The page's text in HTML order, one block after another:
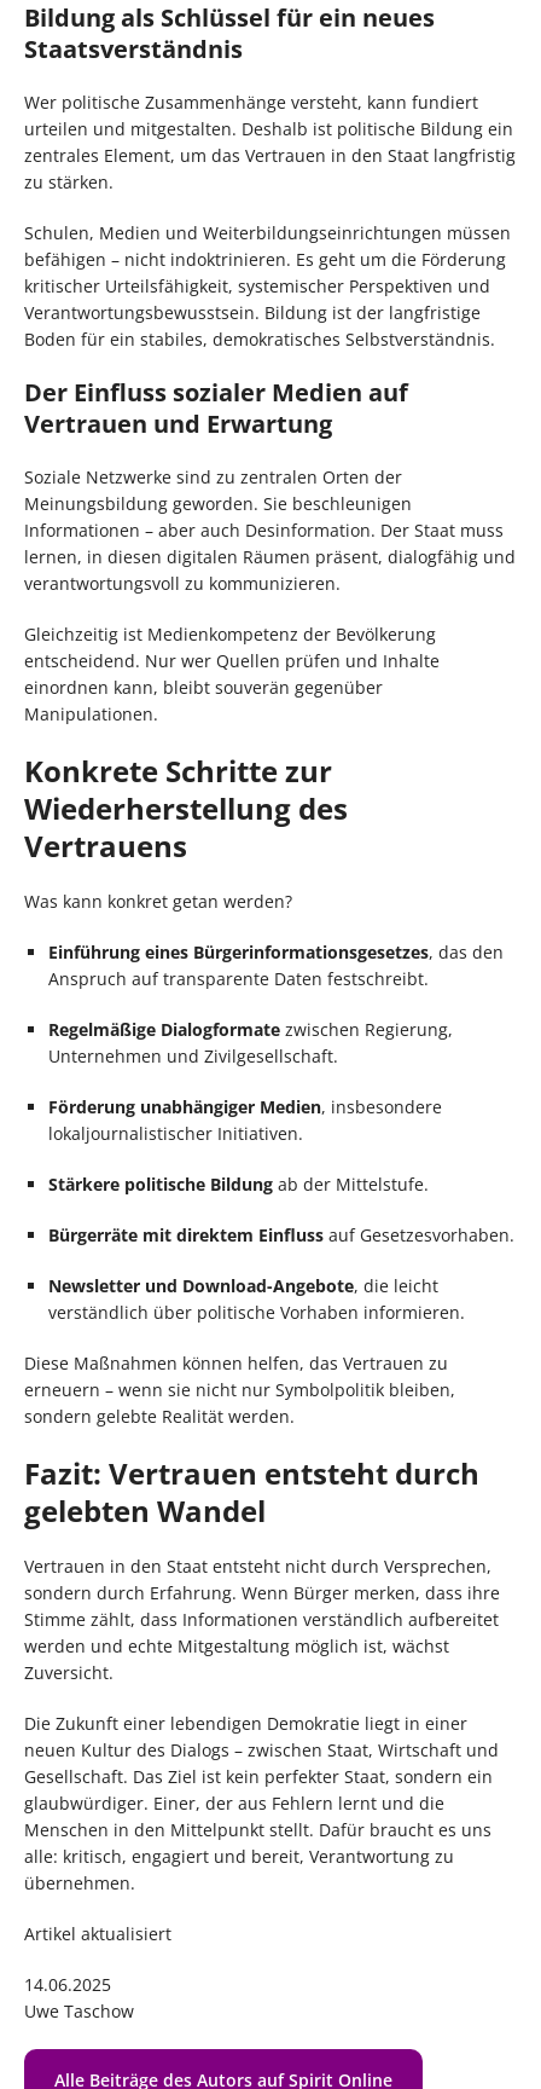
Bildung als Schlüssel für ein neues
Staatsverständnis
Wer politische Zusammenhänge versteht, kann fundiert
urteilen und mitgestalten. Deshalb ist politische Bildung ein
zentrales Element, um das Vertrauen in den Staat langfristig
zu stärken.
Schulen, Medien und Weiterbildungseinrichtungen müssen
befähigen – nicht indoktrinieren. Es geht um die Förderung
kritischer Urteilsfähigkeit, systemischer Perspektiven und
Verantwortungsbewusstsein. Bildung ist der langfristige
Boden für ein stabiles, demokratisches Selbstverständnis.
Der Einfluss sozialer Medien auf
Vertrauen und Erwartung
Soziale Netzwerke sind zu zentralen Orten der
Meinungsbildung geworden. Sie beschleunigen
Informationen – aber auch Desinformation. Der Staat muss
lernen, in diesen digitalen Räumen präsent, dialogfähig und
verantwortungsvoll zu kommunizieren.
Gleichzeitig ist Medienkompetenz der Bevölkerung
entscheidend. Nur wer Quellen prüfen und Inhalte
einordnen kann, bleibt souverän gegenüber
Manipulationen.
Konkrete Schritte zur
Wiederherstellung des
Vertrauens
Was kann konkret getan werden?
Einführung eines Bürgerinformationsgesetzes, das den
Anspruch auf transparente Daten festschreibt.
Regelmäßige Dialogformate zwischen Regierung,
Unternehmen und Zivilgesellschaft.
Förderung unabhängiger Medien, insbesondere
lokaljournalistischer Initiativen.
Stärkere politische Bildung ab der Mittelstufe.
Bürgerräte mit direktem Einfluss auf Gesetzesvorhaben.
Newsletter und Download-Angebote, die leicht
verständlich über politische Vorhaben informieren.
Diese Maßnahmen können helfen, das Vertrauen zu
erneuern – wenn sie nicht nur Symbolpolitik bleiben,
sondern gelebte Realität werden.
Fazit: Vertrauen entsteht durch
gelebten Wandel
Vertrauen in den Staat entsteht nicht durch Versprechen,
sondern durch Erfahrung. Wenn Bürger merken, dass ihre
Stimme zählt, dass Informationen verständlich aufbereitet
werden und echte Mitgestaltung möglich ist, wächst
Zuversicht.
Die Zukunft einer lebendigen Demokratie liegt in einer
neuen Kultur des Dialogs – zwischen Staat, Wirtschaft und
Gesellschaft. Das Ziel ist kein perfekter Staat, sondern ein
glaubwürdiger. Einer, der aus Fehlern lernt und die
Menschen in den Mittelpunkt stellt. Dafür braucht es uns
alle: kritisch, engagiert und bereit, Verantwortung zu
übernehmen.
Artikel aktualisiert
14.06.2025
Uwe Taschow
Alle Beiträge des Autors auf Spirit Online